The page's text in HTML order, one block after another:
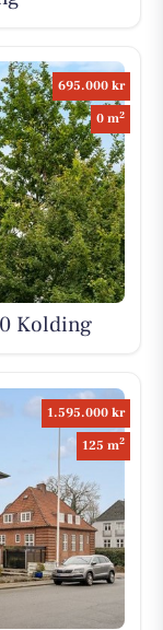
695.000 kr
0 m2
Kolding
1.595.000 kr
125 m2